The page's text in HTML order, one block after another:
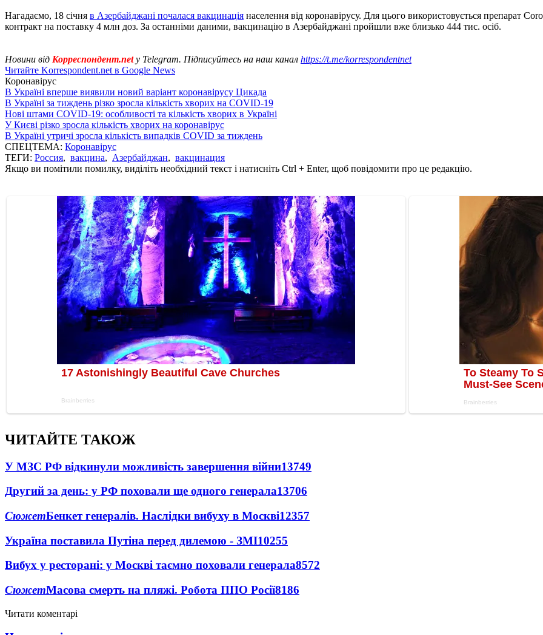
Нагадаємо, 18 січня в Азербайджані почалася вакцинація населення від коронавірусу. Для цього використовується препарат
контракт на поставку 4 млн доз. За останніми даними, вакцинацію в Азербайджані пройшли вже близько 444 тис. осіб.
Новини від Корреспондент.netу Telegram. Підписуйтесь на наш канал https://t.me/korrespondentnet
Читайте Korrespondent.net в Google News
Коронавірус
В Україні вперше виявили новий варіант коронавірусу Цикада
В Україні за тиждень різко зросла кількість хворих на COVID-19
Нові штами COVID-19: особливості та кількість хворих в Україні
У Києві різко зросла кількість хворих на коронавірус
В Україні утричі зросла кількість випадків COVID за тиждень
СПЕЦТЕМА: Коронавірус
ТЕГИ: Россия, вакцина, Азербайджан, вакцинация
Якщо ви помітили помилку, виділіть необхідний текст і натисніть Ctrl + Enter, щоб повідомити про це редакцію.
ЧИТАЙТЕ ТАКОЖ
У МЗС РФ відкинули можливість завершення війни13749
Другий за день: у РФ поховали ще одного генерала13706
СюжетБенкет генералів. Наслідки вибуху в Москві12357
Україна поставила Путіна перед дилемою - ЗМІ10255
Вибух у ресторані: у Москві таємно поховали генерала8572
СюжетМасова смерть на пляжі. Робота ППО Росії8186
Читати коментарі